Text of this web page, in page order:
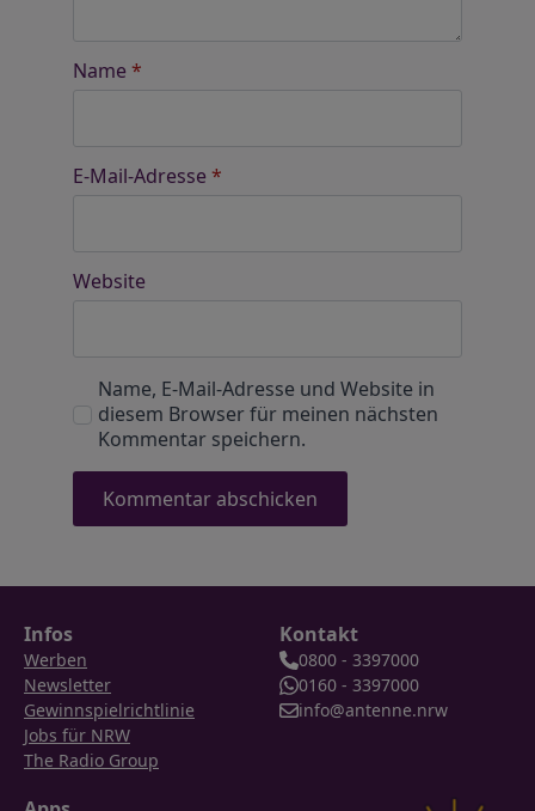
Name *
E-Mail-Adresse *
Website
Name, E-Mail-Adresse und Website in
diesem Browser für meinen nächsten
Kommentar speichern.
Infos
Werben
Newsletter
Gewinnspielrichtlinie
Jobs für NRW
The Radio Group
Kontakt
0800 - 3397000
0160 - 3397000
info@antenne.nrw